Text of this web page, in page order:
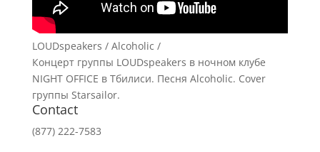
LOUDspeakers / Alcoholic /
Концерт группы LOUDspeakers в ночном клубе
NIGHT OFFICE в Тбилиси. Песня Alcoholic. Сover
группы Starsailor.
Contact
(877) 222-7583